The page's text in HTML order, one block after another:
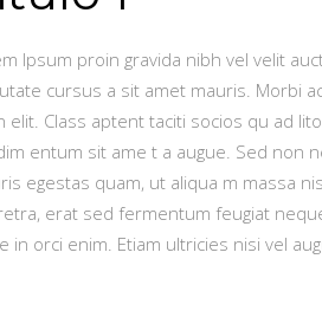
Ipsum proin gravida nibh vel velit
cursus a sit amet mauris. Morbi
elit. Class aptent taciti socios qu ad
entum sit ame t a augue. Sed non
egestas quam, ut aliqua m massa
erat sed fermentum feugiat
in orci enim. Etiam ultricies nisi vel